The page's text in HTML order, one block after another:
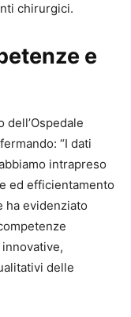
chirurgici.
e
“I dati
intrapreso
ed efficientamento
ha evidenziato
delle